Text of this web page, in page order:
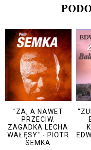
"ZA, A NAWET
PRZECIW.
ZAGADKA LECHA
WAŁĘSY" - PIOTR
SEMKA